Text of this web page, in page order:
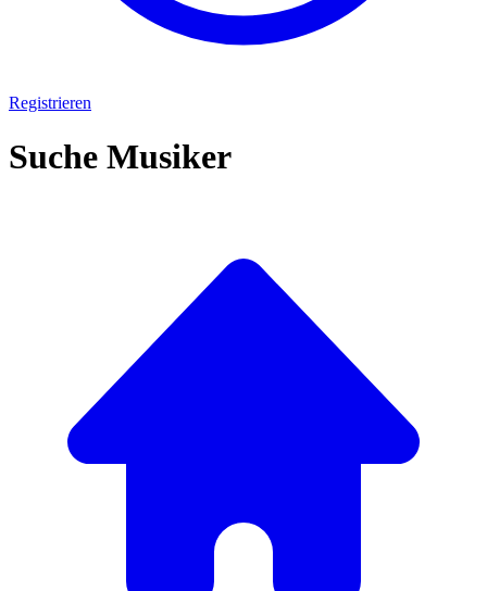
Registrieren
Suche Musiker